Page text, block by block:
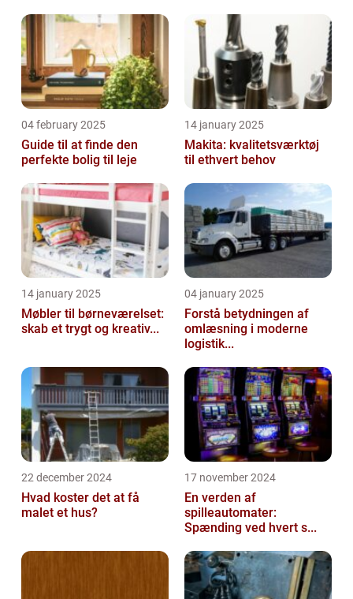
04 february 2025
Guide til at finde den
perfekte bolig til leje
14 january 2025
Makita: kvalitetsværktøj
til ethvert behov
14 january 2025
Møbler til børneværelset:
skab et trygt og kreativ...
04 january 2025
Forstå betydningen af
omlæsning i moderne
logistik...
22 december 2024
Hvad koster det at få
malet et hus?
17 november 2024
En verden af
spilleautomater:
Spænding ved hvert s...